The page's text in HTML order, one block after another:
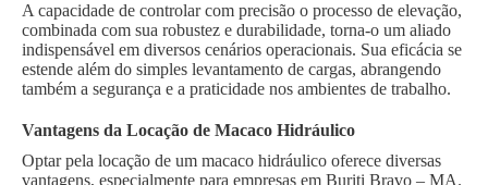
A capacidade de controlar com precisão o processo de elevação,
combinada com sua robustez e durabilidade, torna-o um aliado
indispensável em diversos cenários operacionais. Sua eficácia se
estende além do simples levantamento de cargas, abrangendo
também a segurança e a praticidade nos ambientes de trabalho.
Vantagens da Locação de Macaco Hidráulico
Optar pela locação de um macaco hidráulico oferece diversas
vantagens, especialmente para empresas em Buriti Bravo – MA.